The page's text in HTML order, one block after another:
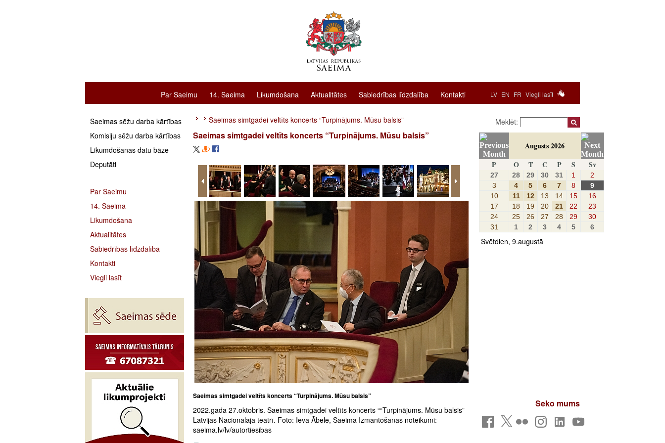
LV EN FR Viegli lasīt
Par Saeimu 14. Saeima Likumdošana Aktualitātes Sabiedrības līdzdalība Kontakti
Saeimas sēžu darba kārtības
Komisiju sēžu darba kārtības
Likumdošanas datu bāze
Deputāti
Par Saeimu
14. Saeima
Likumdošana
Aktualitātes
Sabiedrības līdzdalība
Kontakti
Viegli lasīt
Saeimas simtgadei veltīts koncerts “Turpinājums. Mūsu balsis”
Saeimas simtgadei veltīts koncerts “Turpinājums. Mūsu balsis”
Saeimas simtgadei veltīts koncerts “Turpinājums. Mūsu balsis”
2022.gada 27.oktobris. Saeimas simtgadei veltīts koncerts ““Turpinājums. Mūsu balsis”
Latvijas Nacionālajā teātrī. Foto: Ieva Ābele, Saeima Izmantošanas noteikumi:
saeima.lv/lv/autortiesibas
Meklēt:
Augusts 2026
P
O T C P S Sv
27 28 29 30 31 1
2
3
4 5 6 7 8
9
10
11 12 13 14 15
16
17
18 19 20 21 22
23
24
25 26 27 28 29
30
31
1 2 3 4 5 6
Svētdien, 9.augustā
Seko mums